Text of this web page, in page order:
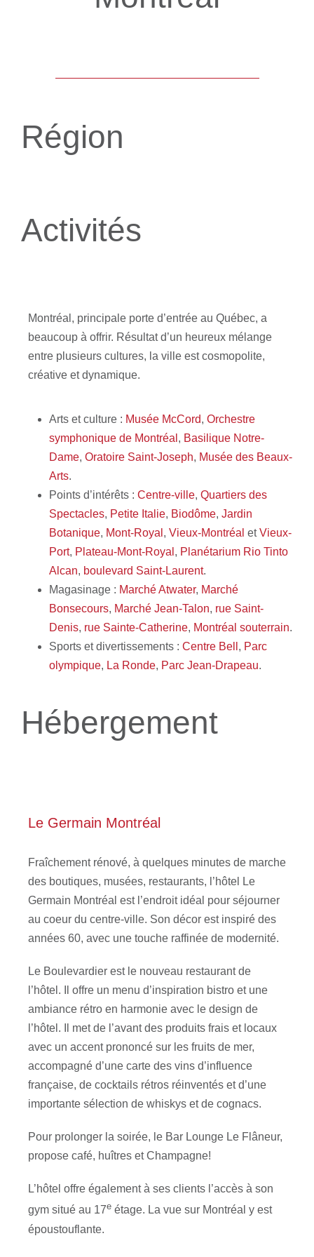
Exclusivité SXM
Région
Activités
Montréal, principale porte d’entrée au Québec, a
beaucoup à offrir. Résultat d’un heureux mélange
entre plusieurs cultures, la ville est cosmopolite,
créative et dynamique.
Arts et culture : Musée McCord, Orchestre
symphonique de Montréal , Basilique Notre-
Dame, Oratoire Saint-Joseph, Musée des Beaux-
Arts.
Points d’intérêts : Centre-ville, Quartiers des
Spectacles, Petite Italie, Biodôme, Jardin
Botanique, Mont-Royal , Vieux-Montréal etVieux-
Port, Plateau-Mont-Royal , Planétarium Rio Tinto
Alcan, boulevard Saint-Laurent.
Magasinage : Marché Atwater, Marché
Bonsecours, Marché Jean-Talon, rue Saint-
Denis, rue Sainte-Catherine, Montréal souterrain.
Sports et divertissements : Centre Bell , Parc
olympique, La Ronde, Parc Jean-Drapeau.
Hébergement
Le Germain Montréal
Fraîchement rénové, à quelques minutes de marche
des boutiques, musées, restaurants, l’hôtel Le
Germain Montréal est l’endroit idéal pour séjourner
au coeur du centre-ville. Son décor est inspiré des
années 60, avec une touche raffinée de modernité.
Le Boulevardier est le nouveau restaurant de
l’hôtel. Il offre un menu d’inspiration bistro et une
ambiance rétro en harmonie avec le design de
l’hôtel. Il met de l’avant des produits frais et locaux
avec un accent prononcé sur les fruits de mer,
accompagné d’une carte des vins d’influence
française, de cocktails rétros réinventés et d’une
importante sélection de whiskys et de cognacs.
Pour prolonger la soirée, le Bar Lounge Le Flâneur,
propose café, huîtres et Champagne!
L’hôtel offre également à ses clients l’accès à son
gym situé au 17e étage. La vue sur Montréal y est
époustouflante.